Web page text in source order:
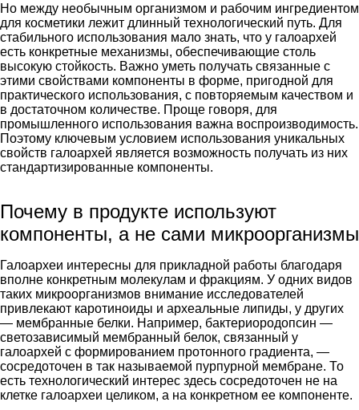
Но между необычным организмом и рабочим ингредиентом
для косметики лежит длинный технологический путь. Для
стабильного использования мало знать, что у галоархей
есть конкретные механизмы, обеспечивающие столь
высокую стойкость. Важно уметь получать связанные с
этими свойствами компоненты в форме, пригодной для
практического использования, с повторяемым качеством и
в достаточном количестве. Проще говоря, для
промышленного использования важна воспроизводимость.
Поэтому ключевым условием использования уникальных
свойств галоархей является возможность получать из них
стандартизированные компоненты.
Почему в продукте используют
компоненты, а не сами микроорганизмы
Галоархеи интересны для прикладной работы благодаря
вполне конкретным молекулам и фракциям. У одних видов
таких микроорганизмов внимание исследователей
привлекают каротиноиды и археальные липиды, у других
— мембранные белки. Например, бактериородопсин —
светозависимый мембранный белок, связанный у
галоархей с формированием протонного градиента, —
сосредоточен в так называемой пурпурной мембране. То
есть технологический интерес здесь сосредоточен не на
клетке галоархеи целиком, а на конкретном ее компоненте.